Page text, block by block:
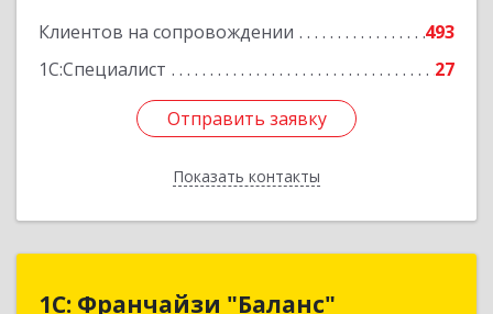
Клиентов на сопровождении
493
1С:Специалист
27
Отправить заявку
Показать контакты
Отправить заявку
Назад
1С: Франчайзи "Баланс"
1С: Франчайзи "Баланс"